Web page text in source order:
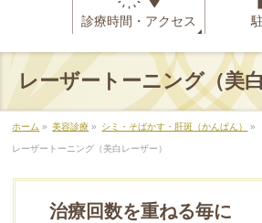
診療時間 ・ アクセス
レーザートーニング（美
ホーム » 美容診療 » シミ・そばかす・肝斑（かんぱん） »
レーザートーニング（美白レーザー）
治療回数を重ねる毎に